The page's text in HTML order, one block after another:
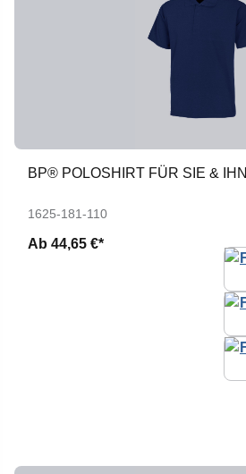
BP® POLOSHIRT FÜR SIE & IHN
1625-181-110
Ab 44,65 €*